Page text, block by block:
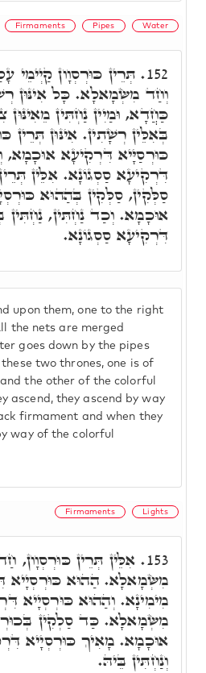
Firmaments Pipes Water
upon them, one to the right
the nets are merged
goes down by the pipes
two thrones, one is of
the other of the colorful
ascend, they ascend by way
firmament and when they
way of the colorful
152. תְּרֵין כּוּרְסְוָון קַיְימֵי
וְחַד מִשְּׂמָאלָא. כָּל אִינּוּן
כַּחֲדָא, וּמַיִין נַחְתִּין מֵאִינּוּן
בְּאִלֵּין רְשָׁתִין. אִינּוּן תְּרֵין
כּוּרְסַיָּיא דִּרְקִיעָא אוּכָמָא,
דִּרְקִיעָא סַסְגוֹנָא. אִלֵּין
סַלְּקִין, סַלְּקִין בְּהַהוּא
אוּכָמָא. וְכַד נַחְתִּין, נַחְתִּין
דִּרְקִיעָא סַסְגוֹנָא.
Firmaments Lights
153. אִלֵּין תְּרֵין כּוּרְסְוָון,
מִשְּׂמָאלָא. הַהוּא כּוּרְסְיָיא
מִימִינָא. וְהַהוּא כּוּרְסְיָיא
מִשְּׂמָאלָא. כַּד סַלְקִין
אוּכָמָא. מָאִיךְ כּוּרְסְיָיא
וְנַחְתִּין בֵּיהּ.